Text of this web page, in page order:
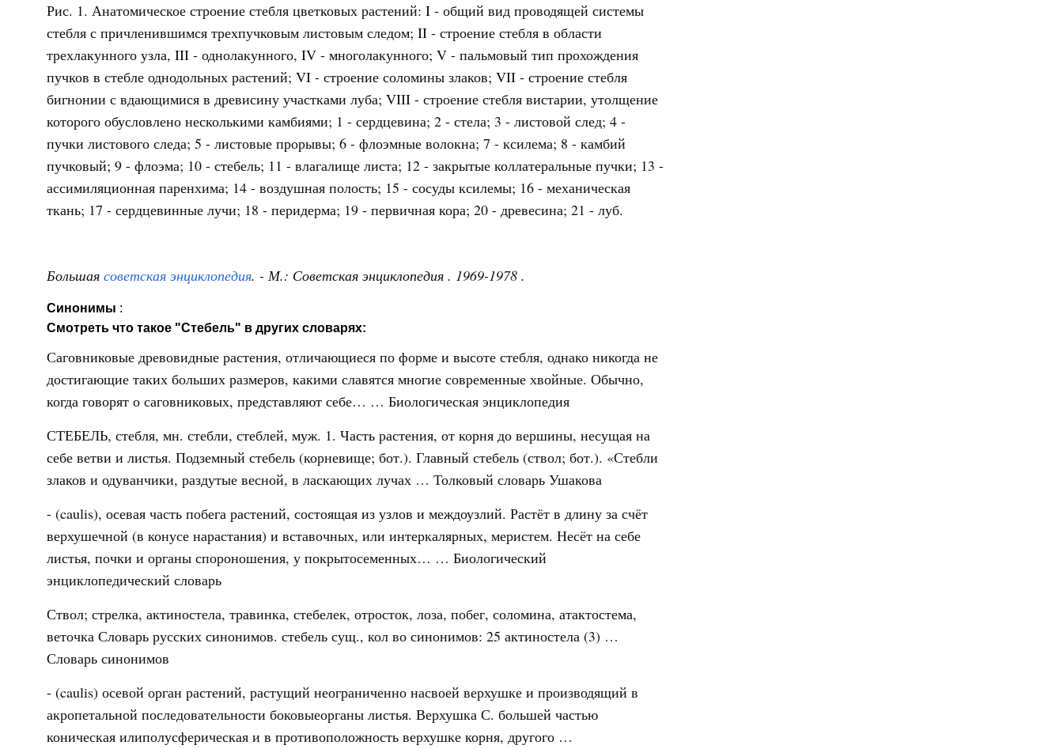
Рис. 1. Анатомическое строение стебля цветковых растений: I - общий вид проводящей системы
стебля с причленившимся трехпучковым листовым следом; II - строение стебля в области
трехлакунного узла, III - однолакунного, IV - многолакунного; V - пальмовый тип прохождения
пучков в стебле однодольных растений; VI - строение соломины злаков; VII - строение стебля
бигнонии с вдающимися в древисину участками луба; VIII - строение стебля вистарии, утолщение
которого обусловлено несколькими камбиями; 1 - сердцевина; 2 - стела; 3 - листовой след; 4 -
пучки листового следа; 5 - листовые прорывы; 6 - флоэмные волокна; 7 - ксилема; 8 - камбий
пучковый; 9 - флоэма; 10 - стебель; 11 - влагалище листа; 12 - закрытые коллатеральные пучки; 13 -
ассимиляционная паренхима; 14 - воздушная полость; 15 - сосуды ксилемы; 16 - механическая
ткань; 17 - сердцевинные лучи; 18 - перидерма; 19 - первичная кора; 20 - древесина; 21 - луб.
Большая советская энциклопедия. - М.: Советская энциклопедия . 1969-1978 .
Синонимы :
Смотреть что такое "Стебель" в других словарях:
Саговниковые древовидные растения, отличающиеся по форме и высоте стебля, однако никогда не
достигающие таких больших размеров, какими славятся многие современные хвойные. Обычно,
когда говорят о саговниковых, представляют себе… … Биологическая энциклопедия
СТЕБЕЛЬ, стебля, мн. стебли, стеблей, муж. 1. Часть растения, от корня до вершины, несущая на
себе ветви и листья. Подземный стебель (корневище; бот.). Главный стебель (ствол; бот.). «Стебли
злаков и одуванчики, раздутые весной, в ласкающих лучах … Толковый словарь Ушакова
- (caulis), осевая часть побега растений, состоящая из узлов и междоузлий. Растёт в длину за счёт
верхушечной (в конусе нарастания) и вставочных, или интеркалярных, меристем. Несёт на себе
листья, почки и органы спороношения, у покрытосеменных… … Биологический
энциклопедический словарь
Ствол; стрелка, актиностела, травинка, стебелек, отросток, лоза, побег, соломина, атактостема,
веточка Словарь русских синонимов. стебель сущ., кол во синонимов: 25 актиностела (3) …
Словарь синонимов
- (caulis) осевой орган растений, растущий неограниченно насвоей верхушке и производящий в
акропетальной последовательности боковыеорганы листья. Верхушка С. большей частью
коническая илиполусферическая и в противоположность верхушке корня, другого …